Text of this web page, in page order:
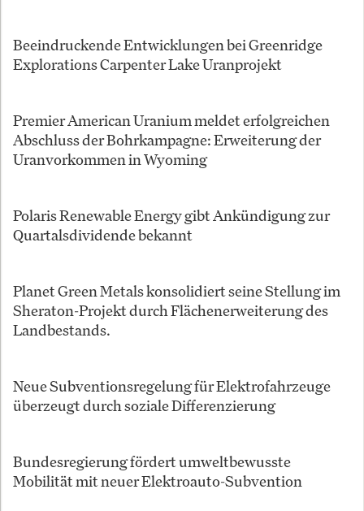
Beeindruckende Entwicklungen bei Greenridge
Explorations Carpenter Lake Uranprojekt
Premier American Uranium meldet erfolgreichen
Abschluss der Bohrkampagne: Erweiterung der
Uranvorkommen in Wyoming
Polaris Renewable Energy gibt Ankündigung zur
Quartalsdividende bekannt
Planet Green Metals konsolidiert seine Stellung im
Sheraton-Projekt durch Flächenerweiterung des
Landbestands.
Neue Subventionsregelung für Elektrofahrzeuge
überzeugt durch soziale Differenzierung
Bundesregierung fördert umweltbewusste
Mobilität mit neuer Elektroauto-Subvention